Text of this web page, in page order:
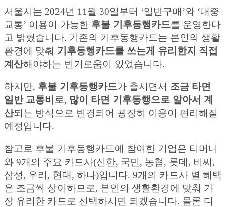
서울시는 2024년 11월 30일부터 ‘일반구매’와 ‘대중
교통’ 이용이 가능한 후불 기후동행카드를 운영한다
고 밝혔습니다. 기존의 기후동행카드는 본인의 생활
환경에 맞춰 기후동행카드를 쓰는게 유리한지 직접
계산해야하는 번거로움이 있었습니다.
하지만, 후불 기후동행카드가 출시면서 조금 타면
일반 교통비 로, 많이 타면 기후동행으로 알아서 계
산되는 방식으로 변경되어 굉장히 이용이 편리해질
예정입니다.
참고로 후불 기후동행카드에 참여한 기업은 티머니
와 9개의 주요 카드사(신한, 국민, 농협, 롯데, 비씨,
삼성, 우리, 현대, 하나)입니다. 9개의 카드사 별 혜택
은 조금씩 상이하므로, 본인의 생활환경에 맞춰 가
장 유리한 카드로 선택하시면 되겠습니다. 물론 디